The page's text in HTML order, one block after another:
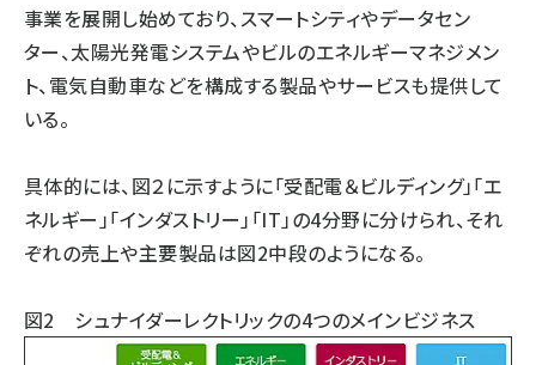
事業を展開し始めており、スマートシティやデータセン
ター、太陽光発電システムやビルのエネルギーマネジメン
ト、電気自動車などを構成する製品やサービスも提供して
いる。
具体的には、図２に示すように「受配電＆ビルディング」「エ
ネルギー」「インダストリー」「IT」の4分野に分けられ、それ
ぞれの売上や主要製品は図2中段のようになる。
図2 シュナイダーレクトリックの4つのメインビジネス